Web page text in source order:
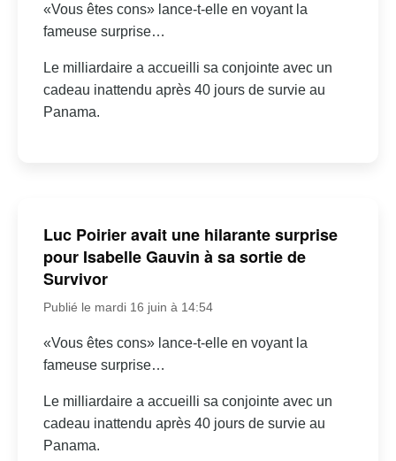
«Vous êtes cons» lance-t-elle en voyant la
fameuse surprise…
Le milliardaire a accueilli sa conjointe avec un
cadeau inattendu après 40 jours de survie au
Panama.
Luc Poirier avait une hilarante surprise
pour Isabelle Gauvin à sa sortie de
Survivor
Publié le mardi 16 juin à 14:54
«Vous êtes cons» lance-t-elle en voyant la
fameuse surprise…
Le milliardaire a accueilli sa conjointe avec un
cadeau inattendu après 40 jours de survie au
Panama.